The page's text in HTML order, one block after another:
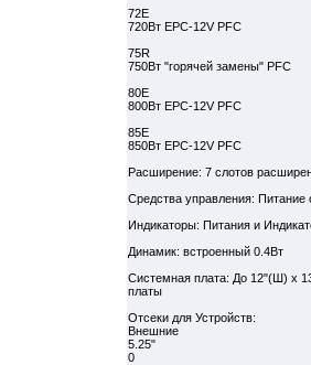
72Е
720Вт EPC-12V PFC
75R
750Вт "горячей замены" PFC
80Е
800Вт EPC-12V PFC
85Е
850Вт EPC-12V PFC
Расширение: 7 слотов
Средства управления: Питание
Индикаторы: Питания и
Динамик: встроенный 0.4Вт
Системная плата: До 12"(Ш) x
платы
Отсеки для Устройств:
Внешние
5.25"
0